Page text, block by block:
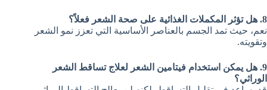
8. هل تؤثر المكملات الغذائية على صحة الشعر فعلاً؟
نعم، حيث تمد الجسم بالعناصر الأساسية التي تعزز نمو الشعر
وتقويته.
9. هل يمكن استخدام فيتامين الشعر لعلاج تساقط الشعر
الوراثي؟